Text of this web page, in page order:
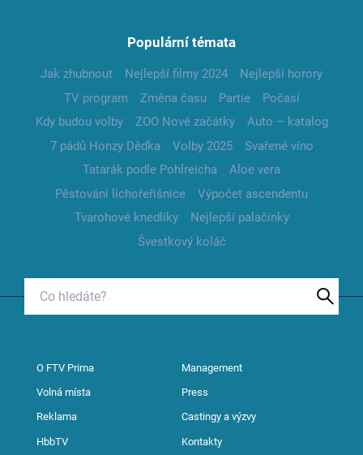
Populární témata
Jak zhubnout Nejlepší filmy 2024
Nejlepší horory
TV program
Změna času Partie
Počasí
Kdy budou volby
ZOO Nové začátky
Auto – katalog
7 pádů Honzy Dědka
Volby 2025
Svařené víno
Tatarák podle Pohlreicha
Aloe vera
Pěstování lichořeřišnice
Výpočet ascendentu
Tvarohové knedlíky
Nejlepší palačinky
Švestkový koláč
O FTV Prima Management
Volná místa Press
Reklama Castingy a výzvy
HbbTV Kontakty